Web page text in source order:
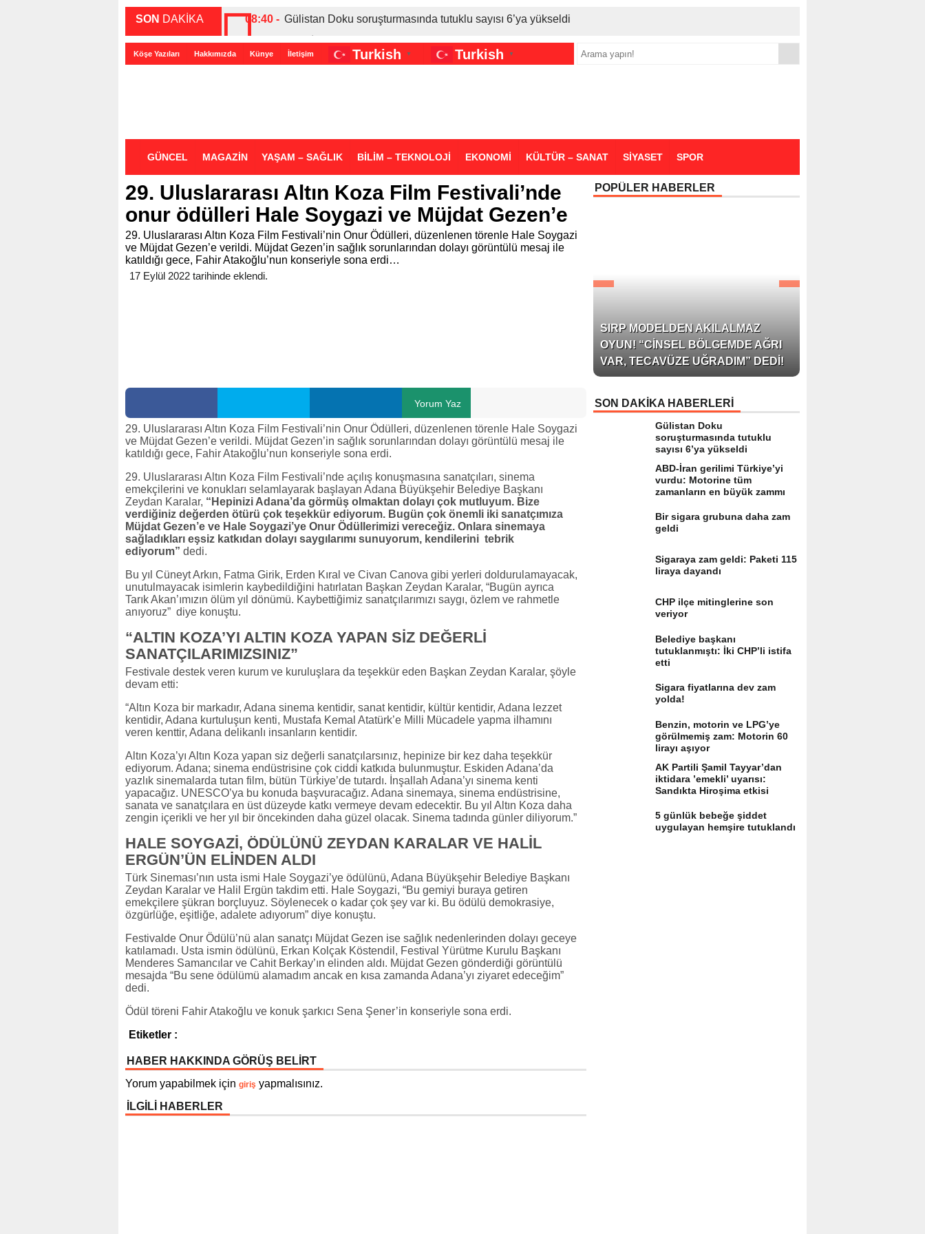
SON DAKİKA 08:40 - Gülistan Doku soruşturmasında tutuklu sayısı 6’ya yükseldi
00:27 - ABD-İran gerilimi Türkiye’yi vurdu: Motorine tüm zamanların en büyük zammı
00:35 - Bir sigara grubuna daha zam geldi
Köşe Yazıları Hakkımızda Künye İletişim Turkish ▼ Turkish ▼
GÜNCEL MAGAZİN YAŞAM – SAĞLIK BİLİM – TEKNOLOJİ EKONOMİ KÜLTÜR – SANAT SİYASET SPOR
29. Uluslararası Altın Koza Film Festivali’nde
onur ödülleri Hale Soygazi ve Müjdat Gezen’e
29. Uluslararası Altın Koza Film Festivali’nin Onur Ödülleri, düzenlenen törenle Hale Soygazi
ve Müjdat Gezen’e verildi. Müjdat Gezen’in sağlık sorunlarından dolayı görüntülü mesaj ile
katıldığı gece, Fahir Atakoğlu’nun konseriyle sona erdi…
17 Eylül 2022 tarihinde eklendi.
Yorum Yaz
29. Uluslararası Altın Koza Film Festivali’nin Onur Ödülleri, düzenlenen törenle Hale Soygazi
ve Müjdat Gezen’e verildi. Müjdat Gezen’in sağlık sorunlarından dolayı görüntülü mesaj ile
katıldığı gece, Fahir Atakoğlu’nun konseriyle sona erdi.
29. Uluslararası Altın Koza Film Festivali’nde açılış konuşmasına sanatçıları, sinema
emekçilerini ve konukları selamlayarak başlayan Adana Büyükşehir Belediye Başkanı
Zeydan Karalar, “Hepinizi Adana’da görmüş olmaktan dolayı çok mutluyum. Bize
verdiğiniz değerden ötürü çok teşekkür ediyorum. Bugün çok önemli iki sanatçımıza
Müjdat Gezen’e ve Hale Soygazi’ye Onur Ödüllerimizi vereceğiz. Onlara sinemaya
sağladıkları eşsiz katkıdan dolayı saygılarımı sunuyorum, kendilerini tebrik
ediyorum” dedi.
Bu yıl Cüneyt Arkın, Fatma Girik, Erden Kıral ve Civan Canova gibi yerleri doldurulamayacak,
unutulmayacak isimlerin kaybedildiğini hatırlatan Başkan Zeydan Karalar, “Bugün ayrıca
Tarık Akan’ımızın ölüm yıl dönümü. Kaybettiğimiz sanatçılarımızı saygı, özlem ve rahmetle
anıyoruz” diye konuştu.
“ALTIN KOZA’YI ALTIN KOZA YAPAN SİZ DEĞERLİ
SANATÇILARIMIZSINIZ”
Festivale destek veren kurum ve kuruluşlara da teşekkür eden Başkan Zeydan Karalar, şöyle
devam etti:
“Altın Koza bir markadır, Adana sinema kentidir, sanat kentidir, kültür kentidir, Adana lezzet
kentidir, Adana kurtuluşun kenti, Mustafa Kemal Atatürk’e Milli Mücadele yapma ilhamını
veren kenttir, Adana delikanlı insanların kentidir.
Altın Koza’yı Altın Koza yapan siz değerli sanatçılarsınız, hepinize bir kez daha teşekkür
ediyorum. Adana; sinema endüstrisine çok ciddi katkıda bulunmuştur. Eskiden Adana’da
yazlık sinemalarda tutan film, bütün Türkiye’de tutardı. İnşallah Adana’yı sinema kenti
yapacağız. UNESCO’ya bu konuda başvuracağız. Adana sinemaya, sinema endüstrisine,
sanata ve sanatçılara en üst düzeyde katkı vermeye devam edecektir. Bu yıl Altın Koza daha
zengin içerikli ve her yıl bir öncekinden daha güzel olacak. Sinema tadında günler diliyorum.”
HALE SOYGAZİ, ÖDÜLÜNÜ ZEYDAN KARALAR VE HALİL
ERGÜN’ÜN ELİNDEN ALDI
Türk Sineması’nın usta ismi Hale Soygazi’ye ödülünü, Adana Büyükşehir Belediye Başkanı
Zeydan Karalar ve Halil Ergün takdim etti. Hale Soygazi, “Bu gemiyi buraya getiren
emekçilere şükran borçluyuz. Söylenecek o kadar çok şey var ki. Bu ödülü demokrasiye,
özgürlüğe, eşitliğe, adalete adıyorum” diye konuştu.
Festivalde Onur Ödülü’nü alan sanatçı Müjdat Gezen ise sağlık nedenlerinden dolayı geceye
katılamadı. Usta ismin ödülünü, Erkan Kolçak Köstendil, Festival Yürütme Kurulu Başkanı
Menderes Samancılar ve Cahit Berkay’ın elinden aldı. Müjdat Gezen gönderdiği görüntülü
mesajda “Bu sene ödülümü alamadım ancak en kısa zamanda Adana’yı ziyaret edeceğim”
dedi.
Ödül töreni Fahir Atakoğlu ve konuk şarkıcı Sena Şener’in konseriyle sona erdi.
Etiketler :
HABER HAKKINDA GÖRÜŞ BELİRT
Yorum yapabilmek için giriş yapmalısınız.
İLGİLİ HABERLER
POPÜLER HABERLER
SIRP MODELDEN AKILALMAZ
OYUN! “CINSEL BÖLGEMDE AĞRI
VAR, TECAVÜZE UĞRADIM” DEDI!
SON DAKİKA HABERLERİ
Gülistan Doku
soruşturmasında tutuklu
sayısı 6’ya yükseldi
ABD-İran gerilimi Türkiye’yi
vurdu: Motorine tüm
zamanların en büyük zammı
Bir sigara grubuna daha zam
geldi
Sigaraya zam geldi: Paketi 115
liraya dayandı
CHP ilçe mitinglerine son
veriyor
Belediye başkanı
tutuklanmıştı: İki CHP’li istifa
etti
Sigara fiyatlarına dev zam
yolda!
Benzin, motorin ve LPG’ye
görülmemiş zam: Motorin 60
lirayı aşıyor
AK Partili Şamil Tayyar’dan
iktidara ’emekli’ uyarısı:
Sandıkta Hiroşima etkisi
5 günlük bebeğe şiddet
uygulayan hemşire tutuklandı